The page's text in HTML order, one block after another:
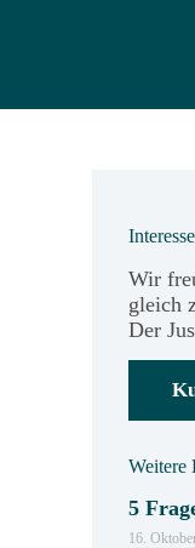
Wir
gleich
Der
Weitere
5
16.